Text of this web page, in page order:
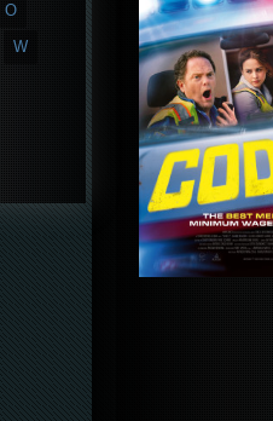
O
W